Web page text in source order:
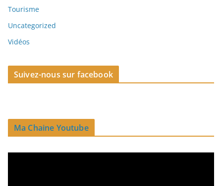
Tourisme
Uncategorized
Vidéos
Suivez-nous sur facebook
Ma Chaine Youtube